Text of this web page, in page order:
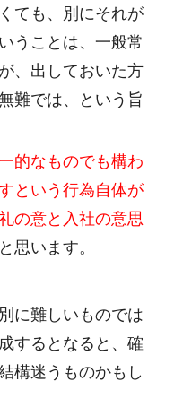
ても、別にそれが
うことは、一般常
、出しておいた方
難では、という旨
的なものでも構わ
という行為自体が
の意と入社の意思
思います。
に難しいものでは
するとなると、確
構迷うものかもし